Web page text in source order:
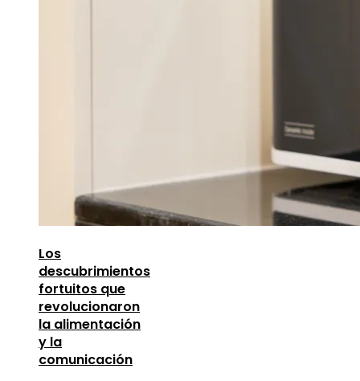
Los
descubrimientos
fortuitos que
revolucionaron
la alimentación
y la
comunicación